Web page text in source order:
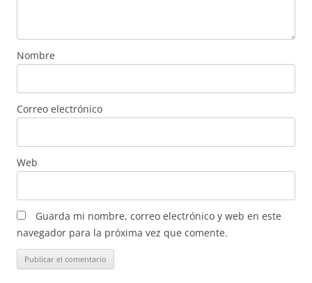
Nombre
Correo electrónico
Web
Guarda mi nombre, correo electrónico y web en este
navegador para la próxima vez que comente.